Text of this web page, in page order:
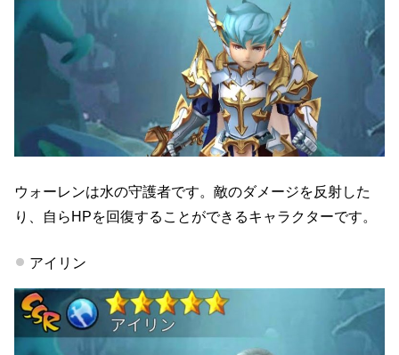
ウォーレンは水の守護者です。敵のダメージを反射した
り、自らHPを回復することができるキャラクターです。
アイリン